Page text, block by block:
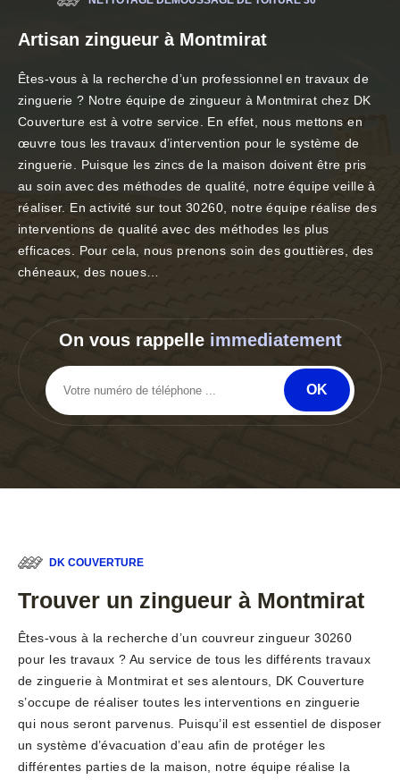
Artisan zingueur à Montmirat
Êtes-vous à la recherche d’un professionnel en travaux de
zinguerie ? Notre équipe de zingueur à Montmirat chez DK
Couverture est à votre service. En effet, nous mettons en
œuvre tous les travaux d’intervention pour le système de
zinguerie. Puisque les zincs de la maison doivent être pris
au soin avec des méthodes de qualité, notre équipe veille à
réaliser. En activité sur tout 30260, notre équipe réalise des
interventions de qualité avec des méthodes les plus
efficaces. Pour cela, nous prenons soin des gouttières, des
chéneaux, des noues…
On vous rappelle immediatement
DK COUVERTURE
Trouver un zingueur à Montmirat
Êtes-vous à la recherche d’un couvreur zingueur 30260
pour les travaux ? Au service de tous les différents travaux
de zinguerie à Montmirat et ses alentours, DK Couverture
s’occupe de réaliser toutes les interventions en zinguerie
qui nous seront parvenus. Puisqu’il est essentiel de disposer
un système d’évacuation d’eau afin de protéger les
différentes parties de la maison, notre équipe réalise la